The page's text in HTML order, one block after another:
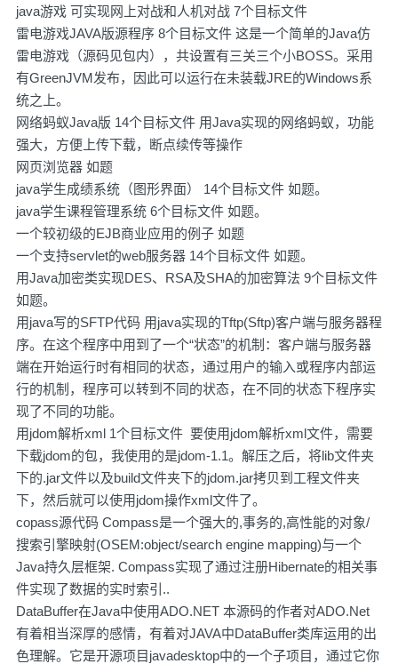
java游戏 可实现网上对战和人机对战 7个目标文件
雷电游戏JAVA版源程序 8个目标文件 这是一个简单的Java仿
雷电游戏（源码见包内），共设置有三关三个小BOSS。采用
有GreenJVM发布，因此可以运行在未装载JRE的Windows系
统之上。
网络蚂蚁Java版 14个目标文件 用Java实现的网络蚂蚁，功能
强大，方便上传下载，断点续传等操作
网页浏览器 如题
java学生成绩系统（图形界面） 14个目标文件 如题。
java学生课程管理系统 6个目标文件 如题。
一个较初级的EJB商业应用的例子 如题
一个支持servlet的web服务器 14个目标文件 如题。
用Java加密类实现DES、RSA及SHA的加密算法 9个目标文件
如题。
用java写的SFTP代码 用java实现的Tftp(Sftp)客户端与服务器程
序。在这个程序中用到了一个“状态”的机制：客户端与服务器
端在开始运行时有相同的状态，通过用户的输入或程序内部运
行的机制，程序可以转到不同的状态，在不同的状态下程序实
现了不同的功能。
用jdom解析xml 1个目标文件 要使用jdom解析xml文件，需要
下载jdom的包，我使用的是jdom-1.1。解压之后，将lib文件夹
下的.jar文件以及build文件夹下的jdom.jar拷贝到工程文件夹
下，然后就可以使用jdom操作xml文件了。
copass源代码 Compass是一个强大的,事务的,高性能的对象/
搜索引擎映射(OSEM:object/search engine mapping)与一个
Java持久层框架. Compass实现了通过注册Hibernate的相关事
件实现了数据的实时索引..
DataBuffer在Java中使用ADO.NET 本源码的作者对ADO.Net
有着相当深厚的感情，有着对JAVA中DataBuffer类库运用的出
色理解。它是开源项目javadesktop中的一个子项目，通过它你